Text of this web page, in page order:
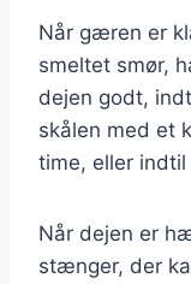
Når gæren er
smeltet smør,
dejen godt,
skålen med et
time, eller
Når dejen er
stænger, der